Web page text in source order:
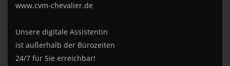
www.cvm-chevalier.de
Unsere digitale Assistentin
ist außerhalb der Bürozeiten
24/7 für Sie erreichbar!